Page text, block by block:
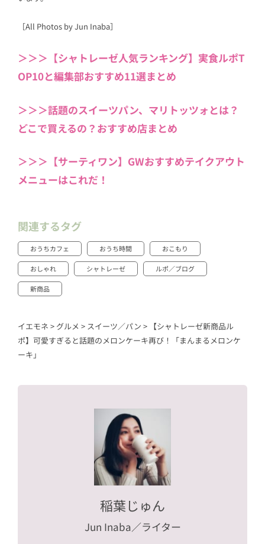
［All Photos by Jun Inaba］
＞＞＞【シャトレーゼ人気ランキング】実食ルポT
OP10と編集部おすすめ11選まとめ
＞＞＞話題のスイーツパン、マリトッツォとは？
どこで買えるの？おすすめ店まとめ
＞＞＞【サーティワン】GWおすすめテイクアウト
メニューはこれだ！
関連するタグ
おうちカフェ おうち時間 おこもり
おしゃれ シャトレーゼ ルポ／ブログ
新商品
イエモネ > グルメ > スイーツ／パン > 【シャトレーゼ新商品ル
ポ】可愛すぎると話題のメロンケーキ再び！「まんまるメロンケ
ーキ」
稲葉じゅん
Jun Inaba／ライター